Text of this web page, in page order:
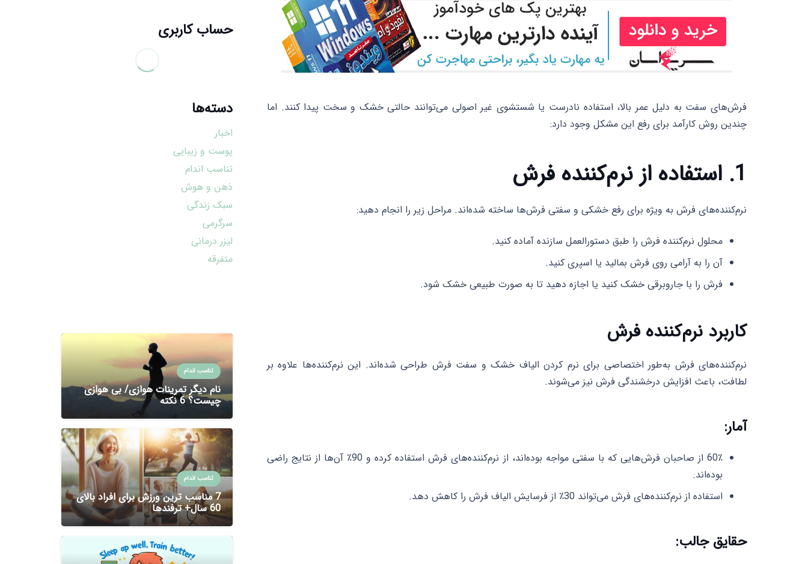
فرش‌های سفت به دلیل عمر بالا، استفاده نادرست یا شستشوی غیر اصولی می‌توانند حالتی خشک و سخت پیدا کنند. اما
چندین روش کارآمد برای رفع این مشکل وجود دارد:
1. استفاده از نرم‌کننده فرش
نرم‌کننده‌های فرش به ویژه برای رفع خشکی و سفتی فرش‌ها ساخته شده‌اند. مراحل زیر را انجام دهید:
محلول نرم‌کننده فرش را طبق دستورالعمل سازنده آماده کنید.
آن را به آرامی روی فرش بمالید یا اسپری کنید.
فرش را با جاروبرقی خشک کنید یا اجازه دهید تا به صورت طبیعی خشک شود.
کاربرد نرم‌کننده فرش
نرم‌کننده‌های فرش به‌طور اختصاصی برای نرم کردن الیاف خشک و سفت فرش طراحی شده‌اند. این نرم‌کننده‌ها علاوه بر
لطافت، باعث افزایش درخشندگی فرش نیز می‌شوند.
آمار:
60٪ از صاحبان فرش‌هایی که با سفتی مواجه بوده‌اند، از نرم‌کننده‌های فرش استفاده کرده و 90٪ آن‌ها از نتایج راضی
بوده‌اند.
استفاده از نرم‌کننده‌های فرش می‌تواند 30٪ از فرسایش الیاف فرش را کاهش دهد.
حقایق جالب:
حساب کاربری
دسته‌ها
اخبار
پوست و زیبایی
تناسب اندام
ذهن و هوش
سبک زندگی
سرگرمی
لیزر درمانی
متفرقه
تناسب اندام
نام دیگر تمرینات هوازی/ بی هوازی
چیست؟ 6 نکته
تناسب اندام
7 مناسب ترین ورزش برای افراد بالای
60 سال+ ترفندها